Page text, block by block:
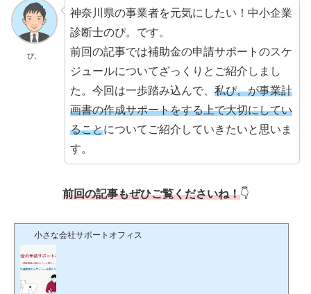
ぴ。
神奈川県の事業者を元気にしたい！中小企業
診断士のぴ。です。
前回の記事では補助金の申請サポートのスケ
ジュールについてざっくりとご紹介しまし
た。今回は一歩踏み込んで、 私ぴ。が事業計
画書の作成サポートをする上で大切にしてい
ることについてご紹介していきたいと思いま
す。
前回の記事もぜひご覧くださいね！👇
小さな会社サポートオフィス